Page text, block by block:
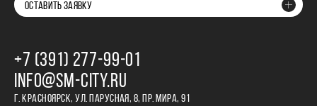
ОСТАВИТЬ ЗАЯВКУ
+7 (391) 277‒99‒01
INFO@SM-CITY.RU
Г. КРАСНОЯРСК, УЛ. ПАРУСНАЯ, 8, ПР. МИРА, 91